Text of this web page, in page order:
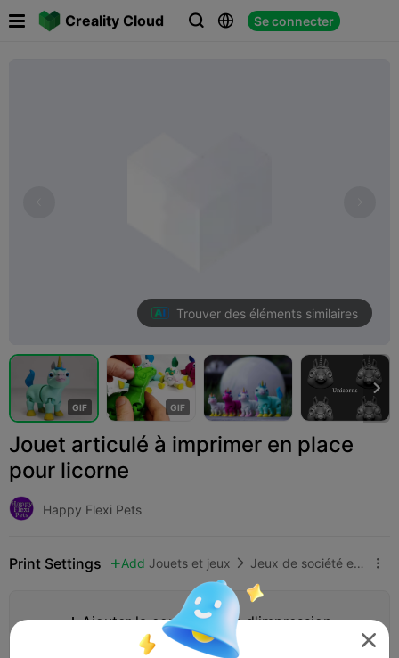
Creality Cloud   Se connecter
Trouver des éléments similaires
GIF GIF

Jouet articulé à imprimer en place
pour licorne
Happy Flexi Pets
Print Settings  Add Jouets et jeux  Jeux de société et jeux de cartes 
 Ajouter la configuration d'impression
Gagner plus de points 